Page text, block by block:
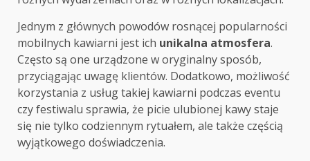
Jednym z głównych powodów rosnącej popularności
mobilnych kawiarni jest ich unikalna atmosfera.
Często są one urządzone w oryginalny sposób,
przyciągając uwagę klientów. Dodatkowo, możliwość
korzystania z usług takiej kawiarni podczas eventu
czy festiwalu sprawia, że picie ulubionej kawy staje
się nie tylko codziennym rytuałem, ale także częścią
wyjątkowego doświadczenia.